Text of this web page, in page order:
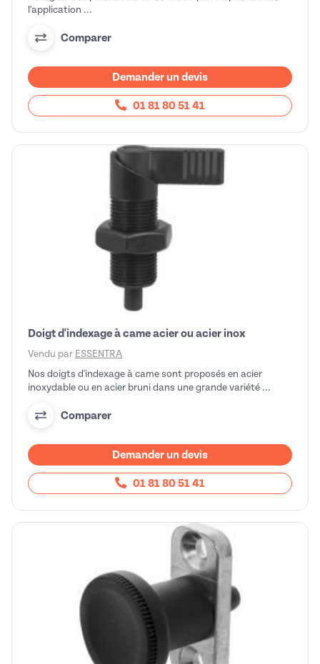
l'application ...
Comparer
Demander un devis
01 81 80 51 41
Doigt d'indexage à came acier ou acier inox
Vendu par ESSENTRA
Nos doigts d'indexage à came sont proposés en acier
inoxydable ou en acier bruni dans une grande variété ...
Comparer
Demander un devis
01 81 80 51 41